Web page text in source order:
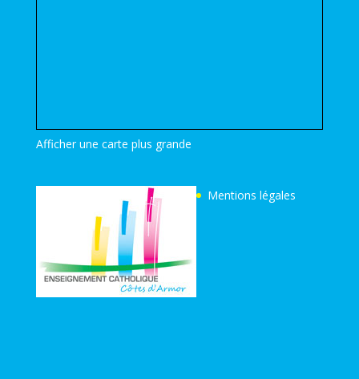
Afficher une carte plus grande
Mentions légales